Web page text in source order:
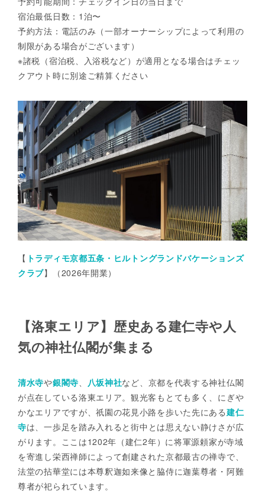
宿泊最低日数：1泊〜
予約方法：電話のみ（一部オーナーシップによって利用の
制限がある場合がございます）
※諸税（宿泊税、入浴税など）が適用となる場合はチェッ
クアウト時に別途ご精算ください
【 トラディモ京都五条・ヒルトングランドバケーションズ
クラブ】（2026年開業）
【洛東エリア】歴史ある建仁寺や人
気の神社仏閣が集まる
清水寺や銀閣寺、 八坂神社など、京都を代表する神社仏閣
が点在している洛東エリア。観光客もとても多く、にぎや
かなエリアですが、祇園の花見小路を歩いた先にある建仁
寺は、一歩足を踏み入れると街中とは思えない静けさが広
がります。ここは1202年（建仁2年）に将軍源頼家が寺域
を寄進し栄西禅師によって創建された京都最古の禅寺で、
法堂の拈華堂には本尊釈迦如来像と脇侍に迦葉尊者・阿難
尊者が祀られています。